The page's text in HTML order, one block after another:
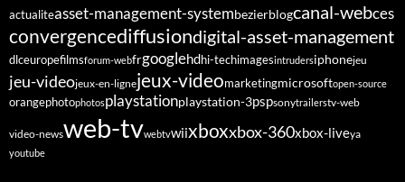
actualiteasset-management-systembezierblogcanal-webces
convergencediffusiondigital-asset-management
dlceuropefilmsforum-webfrgooglehdhi-techimagesintrudersiphonejeu
jeu-videojeux-en-lignejeux-videomarketingmicrosoftopen-source
orangephotophotosplaystationplaystation-3pspsonytrailerstv-web
video-newsweb-tvwebtvwiixboxxbox-360xbox-liveya
youtube